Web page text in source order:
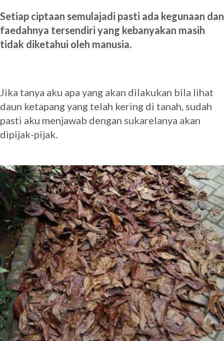
Setiap ciptaan semulajadi pasti ada kegunaan dan
faedahnya tersendiri yang kebanyakan masih
tidak diketahui oleh manusia.
Jika tanya aku apa yang akan dilakukan bila lihat
daun ketapang yang telah kering di tanah, sudah
pasti aku menjawab dengan sukarelanya akan
dipijak-pijak.